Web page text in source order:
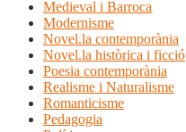
Medieval i Barroca
Modernisme
Novel.la contemporània
Novel.la històrica i ficció
Poesia contemporània
Realisme i Naturalisme
Romanticisme
Pedagogia